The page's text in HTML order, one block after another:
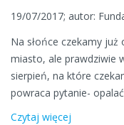
19/07/2017; autor:
Na słońce czekamy
miasto, ale prawdziwie
sierpień, na które
powraca pytanie-
Czytaj więcej